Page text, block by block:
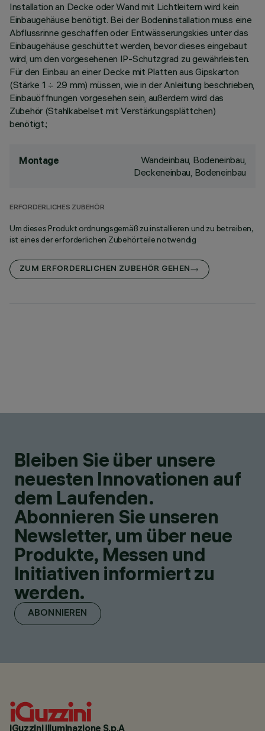
Installation an Decke oder Wand mit Lichtleitern wird kein
Einbaugehäuse benötigt. Bei der Bodeninstallation muss eine
Abflussrinne geschaffen oder Entwässerungskies unter das
Einbaugehäuse geschüttet werden, bevor dieses eingebaut
wird, um den vorgesehenen IP-Schutzgrad zu gewährleisten.
Für den Einbau an einer Decke mit Platten aus Gipskarton
(Stärke 1 ÷ 29 mm) müssen, wie in der Anleitung beschrieben,
Einbauöffnungen vorgesehen sein, außerdem wird das
Zubehör (Stahlkabelset mit Verstärkungsplättchen)
benötigt.;
Montage
Wandeinbau, Bodeneinbau,
Deckeneinbau, Bodeneinbau
ERFORDERLICHES ZUBEHÖR
Um dieses Produkt ordnungsgemäß zu installieren und zu betreiben,
ist eines der erforderlichen Zubehörteile notwendig
ZUM ERFORDERLICHEN ZUBEHÖR GEHEN
Bleiben Sie über unsere
neuesten Innovationen auf
dem Laufenden.
Abonnieren Sie unseren
Newsletter, um über neue
Produkte, Messen und
Initiativen informiert zu
werden.
ABONNIEREN
iGuzzini illuminazione S.p.A